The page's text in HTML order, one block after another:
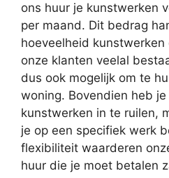
ons huur je kunstwerken
per maand. Dit bedrag
hoeveelheid
onze klanten veelal
dus ook mogelijk om te
woning. Bovendien heb
kunstwerken in te ruilen,
je op een specifiek werk
flexibiliteit waarderen
huur die je moet betalen